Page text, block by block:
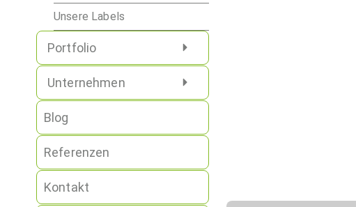
Unsere Labels
Portfolio
Unternehmen
Blog
Referenzen
Kontakt